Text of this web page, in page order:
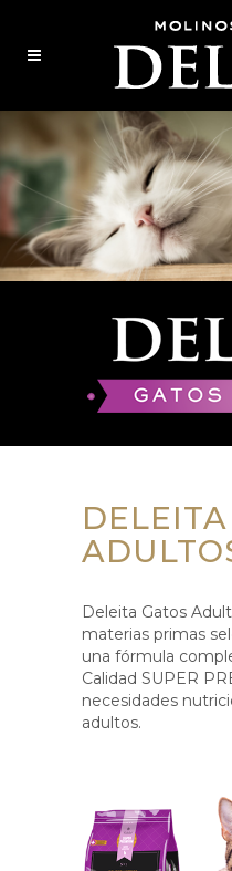
Deleita Gatos
materias primas
una fórmula
Calidad SUPER
necesidades
adultos.